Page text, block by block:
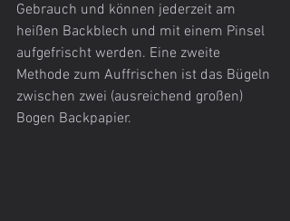
Gebrauch und können jederzeit am
heißen Backblech und mit einem Pinsel
aufgefrischt werden. Eine zweite
Methode zum Auffrischen ist das Bügeln
zwischen zwei (ausreichend großen)
Bogen Backpapier.